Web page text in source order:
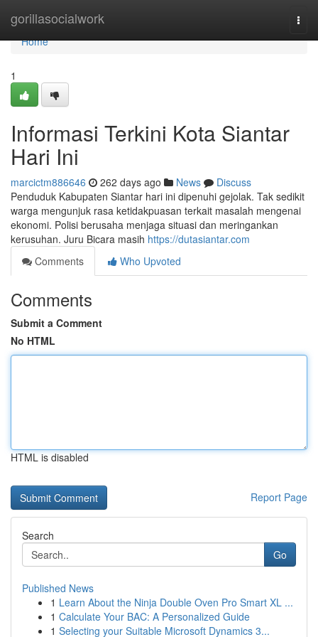
gorillasocialwork
Home
Home
1
Informasi Terkini Kota Siantar
Hari Ini
marcictm886646 262 days ago News
Discuss
Penduduk Kabupaten Siantar hari ini dipenuhi gejolak. Tak sedikit
warga mengunjuk rasa ketidakpuasan terkait masalah mengenai
ekonomi. Polisi berusaha menjaga situasi dan meringankan
kerusuhan. Juru Bicara masih https://dutasiantar.com
Comments
Who Upvoted
Comments
Submit a Comment
No HTML
HTML is disabled
Report Page
Search
Go
Published News
1 Learn About the Ninja Double Oven Pro Smart XL ...
1 Calculate Your BAC: A Personalized Guide
1 Selecting your Suitable Microsoft Dynamics 3...